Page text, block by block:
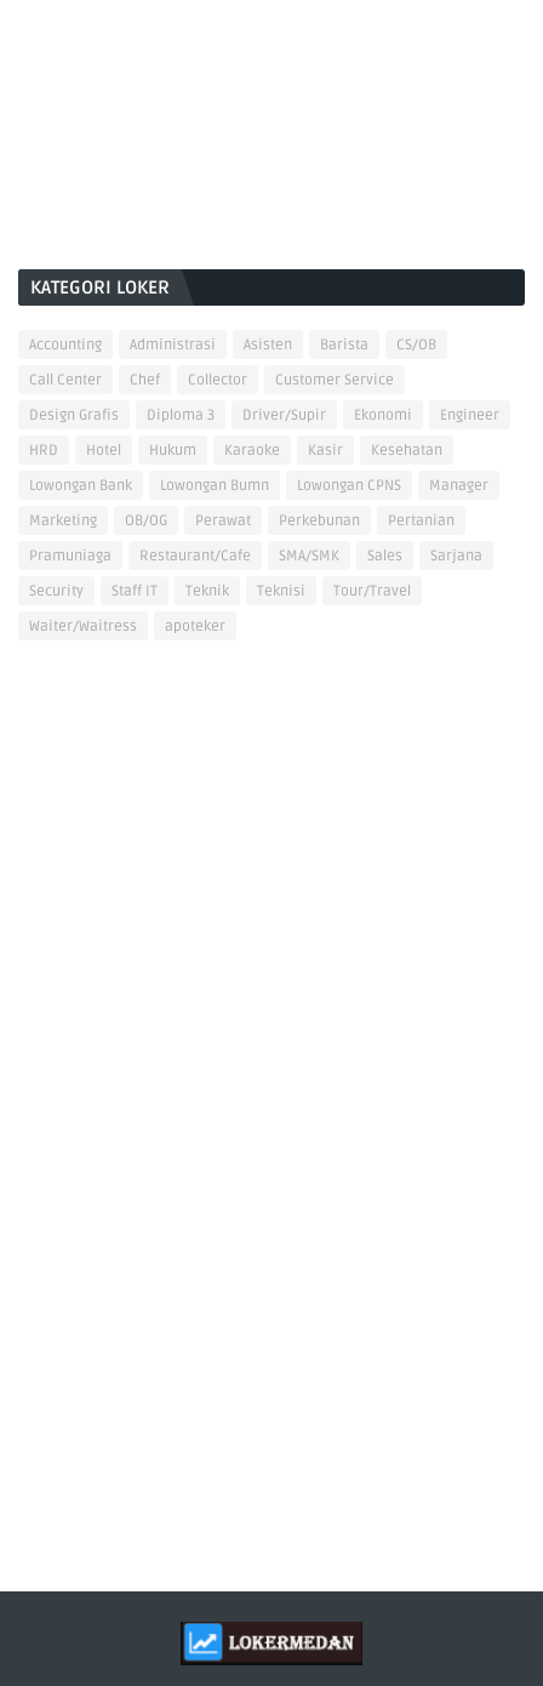
KATEGORI LOKER
Accounting Administrasi Asisten Barista
CS/OB
Call Center
Chef Collector
Customer Service
Design Grafis
Diploma 3 Driver/Supir Ekonomi
Engineer
HRD
Hotel Hukum Karaoke Kasir
Kesehatan
Lowongan Bank
Lowongan Bumn Lowongan CPNS
Manager
Marketing
OB/OG Perawat Perkebunan
Pertanian
Pramuniaga
Restaurant/Cafe SMA/SMK Sales
Sarjana
Security
Staff IT Teknik Teknisi
Tour/Travel
Waiter/Waitress
apoteker